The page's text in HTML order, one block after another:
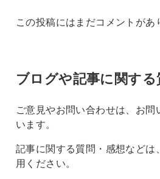
この投稿にはまだコメントがあ
ブログや記事に関す
ご意見やお問い合わせは、お
います。
記事に関する質問・感想など
用ください。